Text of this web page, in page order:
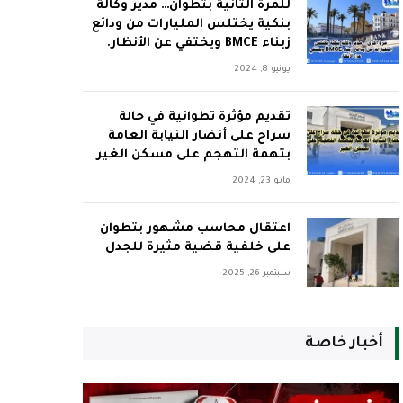
للمرة الثانية بتطوان… مدير وكالة
بنكية يختلس المليارات من ودائع
زبناء BMCE ويختفي عن الأنظار.
يونيو 8, 2024
تقديم مؤثرة تطوانية في حالة
سراح على أنضار النيابة العامة
بتهمة التهجم على مسكن الغير
مايو 23, 2024
اعتقال محاسب مشهور بتطوان
على خلفية قضية مثيرة للجدل
سبتمبر 26, 2025
أخبار خاصة